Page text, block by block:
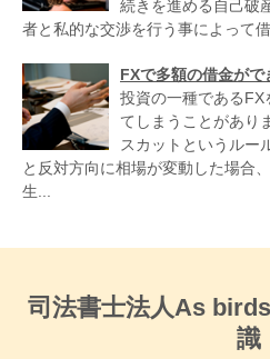
続きを進める自己破
者と私的な交渉を行う事によって
FXで多額の借金がで
投資の一種であるFX
てしまうことがあり
スカットというルー
と反対方向に相場が変動した場合
生...
司法書士法人As
識